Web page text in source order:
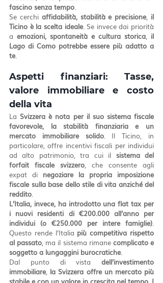
fascino senza tempo.
Se cerchi affidabilità, stabilità e precisione, il
Ticino è la scelta ideale. Se invece dai priorità
a emozioni, spontaneità e cultura storica, il
Lago di Como potrebbe essere più adatto a
te.
Aspetti finanziari: Tasse,
valore immobiliare e costo
della vita
La Svizzera è nota per il suo sistema fiscale
favorevole, la stabilità finanziaria e un
mercato immobiliare solido. Il Ticino, in
particolare, offre incentivi fiscali per individui
ad alto patrimonio, tra cui il sistema del
forfait fiscale svizzero, che consente agli
expat di negoziare la propria imposizione
fiscale sulla base dello stile di vita anziché del
reddito.
L’Italia, invece, ha introdotto una flat tax per
i nuovi residenti di €200.000 all’anno per
individui (o €250.000 per intere famiglie).
Questo rende l’Italia più competitiva rispetto
al passato, ma il sistema rimane complicato e
soggetto a lungaggini burocratiche.
Dal punto di vista dell’investimento
immobiliare, la Svizzera offre un mercato più